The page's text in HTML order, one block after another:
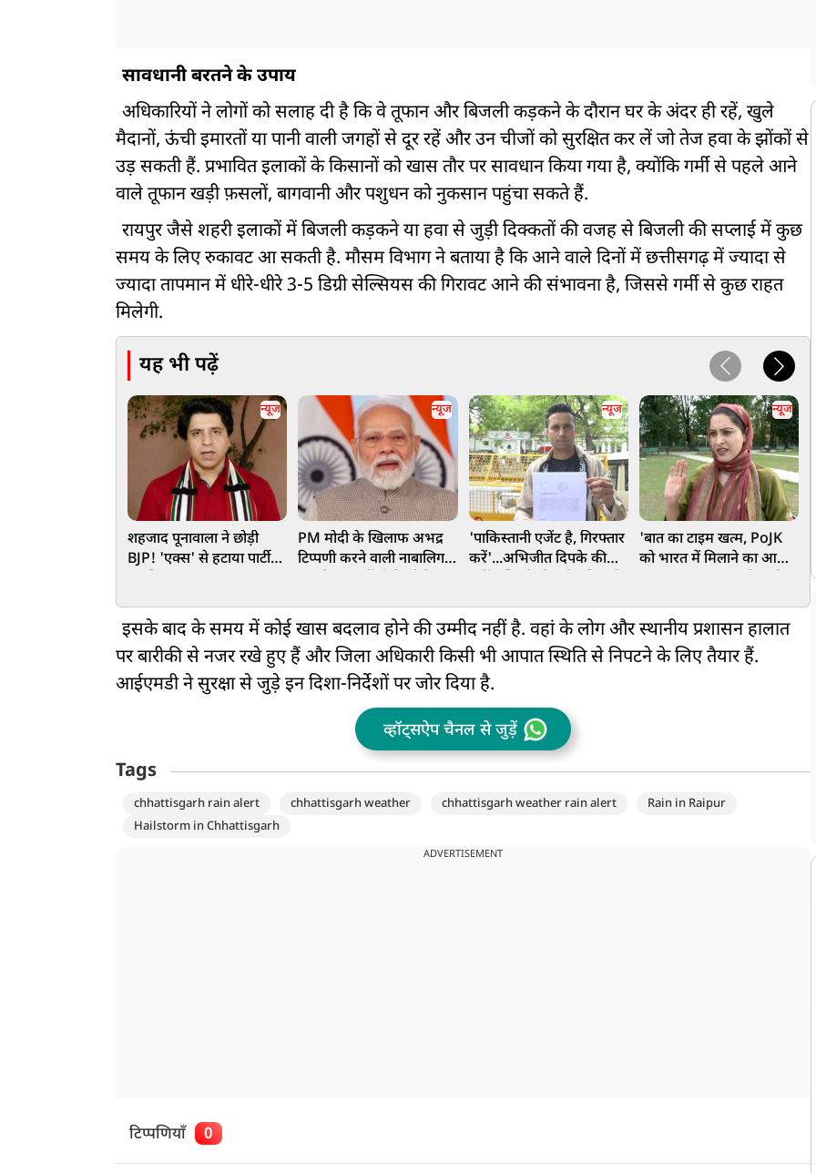
सावधानी बरतने के उपाय
अधिकारियों ने लोगों को सलाह दी है कि वे तूफान और बिजली कड़कने के दौरान घर के अंदर ही रहें, खुले
मैदानों, ऊंची इमारतों या पानी वाली जगहों से दूर रहें और उन चीजों को सुरक्षित कर लें जो तेज हवा के झोंकों से
उड़ सकती हैं. प्रभावित इलाकों के किसानों को खास तौर पर सावधान किया गया है, क्योंकि गर्मी से पहले आने
वाले तूफान खड़ी फ़सलों, बागवानी और पशुधन को नुकसान पहुंचा सकते हैं.
रायपुर जैसे शहरी इलाकों में बिजली कड़कने या हवा से जुड़ी दिक्कतों की वजह से बिजली की सप्लाई में कुछ
समय के लिए रुकावट आ सकती है. मौसम विभाग ने बताया है कि आने वाले दिनों में छत्तीसगढ़ में ज्यादा से
ज्यादा तापमान में धीरे-धीरे 3-5 डिग्री सेल्सियस की गिरावट आने की संभावना है, जिससे गर्मी से कुछ राहत
मिलेगी.
यह भी पढ़ें
न्यूज
शहजाद पूनावाला ने छोड़ी
BJP! 'एक्स' से हटाया पार्टी
न्यूज
PM मोदी के खिलाफ अभद्र
टिप्पणी करने वाली नाबालिग
लिया वापस
न्यूज
'पाकिस्तानी एजेंट है, गिरफ्तार
करें'...अभिजीत दिपके की
मांग
न्यूज
'बात का टाइम खत्म, PoJK
को भारत में मिलाने का आ
कश्मीर में आवाज
इसके बाद के समय में कोई खास बदलाव होने की उम्मीद नहीं है. वहां के लोग और स्थानीय प्रशासन हालात
पर बारीकी से नजर रखे हुए हैं और जिला अधिकारी किसी भी आपात स्थिति से निपटने के लिए तैयार हैं.
आईएमडी ने सुरक्षा से जुड़े इन दिशा-निर्देशों पर जोर दिया है.
व्हॉट्सऐप चैनल से जुड़ें
Tags
chhattisgarh rain alert chhattisgarh weather chhattisgarh weather rain alert
Rain in Raipur
Hailstorm in Chhattisgarh
ADVERTISEMENT
टिप्पणियाँ 0